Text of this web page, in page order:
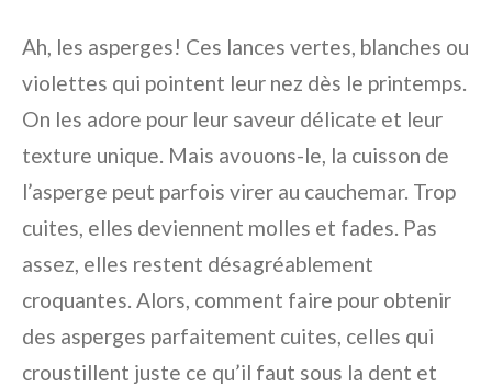
Ah, les asperges! Ces lances vertes, blanches ou
violettes qui pointent leur nez dès le printemps.
On les adore pour leur saveur délicate et leur
texture unique. Mais avouons-le, la cuisson de
l’asperge peut parfois virer au cauchemar. Trop
cuites, elles deviennent molles et fades. Pas
assez, elles restent désagréablement
croquantes. Alors, comment faire pour obtenir
des asperges parfaitement cuites, celles qui
croustillent juste ce qu’il faut sous la dent et